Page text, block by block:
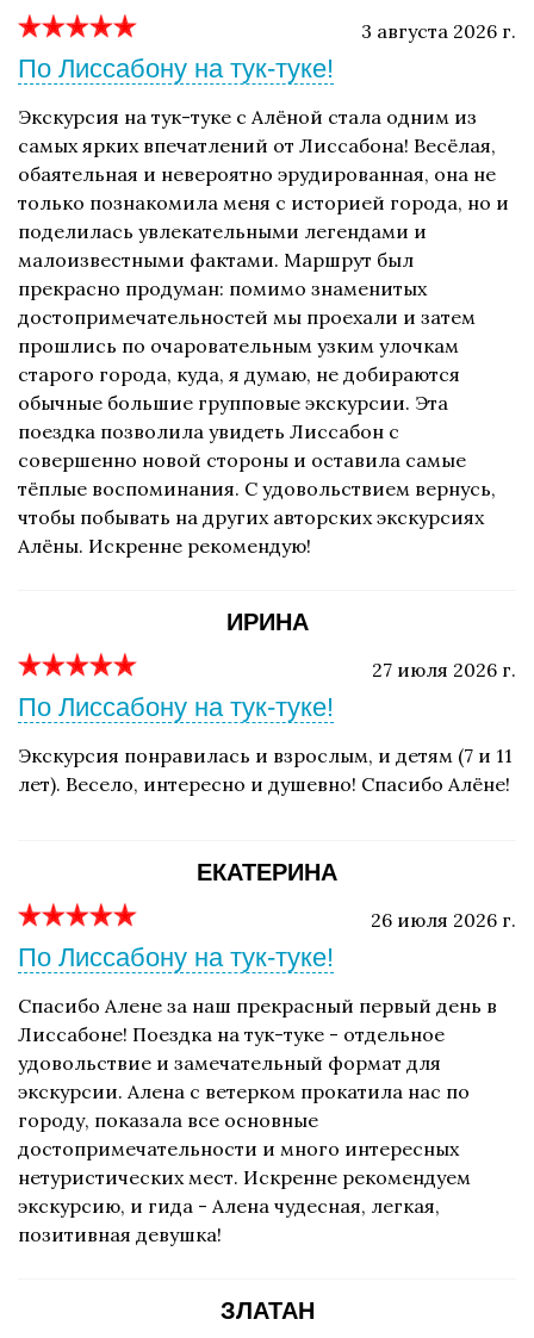
3 августа 2026 г.
По Лиссабону на тук-туке!
Экскурсия на тук-туке с Алёной стала одним из
самых ярких впечатлений от Лиссабона! Весёлая,
обаятельная и невероятно эрудированная, она не
только познакомила меня с историей города, но и
поделилась увлекательными легендами и
малоизвестными фактами. Маршрут был
прекрасно продуман: помимо знаменитых
достопримечательностей мы проехали и затем
прошлись по очаровательным узким улочкам
старого города, куда, я думаю, не добираются
обычные большие групповые экскурсии. Эта
поездка позволила увидеть Лиссабон с
совершенно новой стороны и оставила самые
тёплые воспоминания. С удовольствием вернусь,
чтобы побывать на других авторских экскурсиях
Алёны. Искренне рекомендую!
ИРИНА
27 июля 2026 г.
По Лиссабону на тук-туке!
Экскурсия понравилась и взрослым, и детям (7 и 11
лет). Весело, интересно и душевно! Спасибо Алёне!
ЕКАТЕРИНА
26 июля 2026 г.
По Лиссабону на тук-туке!
Спасибо Алене за наш прекрасный первый день в
Лиссабоне! Поездка на тук-туке - отдельное
удовольствие и замечательный формат для
экскурсии. Алена с ветерком прокатила нас по
городу, показала все основные
достопримечательности и много интересных
нетуристических мест. Искренне рекомендуем
экскурсию, и гида - Алена чудесная, легкая,
позитивная девушка!
ЗЛАТАН